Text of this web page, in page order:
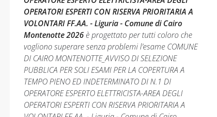
OPERATORI ESPERTI CON RISERVA PRIORITARIA A
VOLONTARI FF.AA. - Liguria - Comune di Cairo
Montenotte 2026 è progettato per tutti coloro che
vogliono superare senza problemi l’esame COMUNE
DI CAIRO MONTENOTTE_AVVISO DI SELEZIONE
PUBBLICA PER SOLI ESAMI PER LA COPERTURA A
TEMPO PIENO ED INDETERMINATO DI N.1 DI
OPERATORE ESPERTO ELETTRICISTA-AREA DEGLI
OPERATORI ESPERTI CON RISERVA PRIORITARIA A